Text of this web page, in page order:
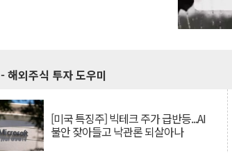
- 해외주식 투자 도우미
[미국 특징주] 빅테크 주가 급반등...AI
불안 잦아들고 낙관론 되살아나